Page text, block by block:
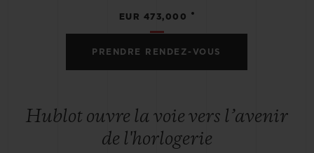
EUR 473,000 •
PRENDRE RENDEZ-VOUS
Hublot ouvre la voie vers l’avenir
de l'horlogerie